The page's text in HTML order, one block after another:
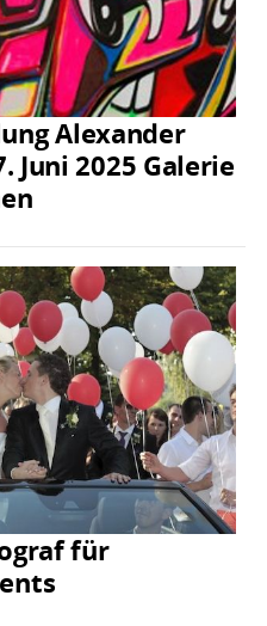
Alexander
Juni 2025 Galerie
für